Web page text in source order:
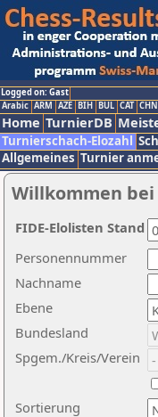
Logged on: Gast
Arabic ARM AZE BIH BUL CAT CHN
Home TurnierDB
Turnierschach-Elozahl
Allgemeines Turnier
Willkommen bei
Nachname
Ebene
Sortierung
Personennummer
Bundesland
Spgem./Kreis/Verein
FIDE-Elolisten Stand